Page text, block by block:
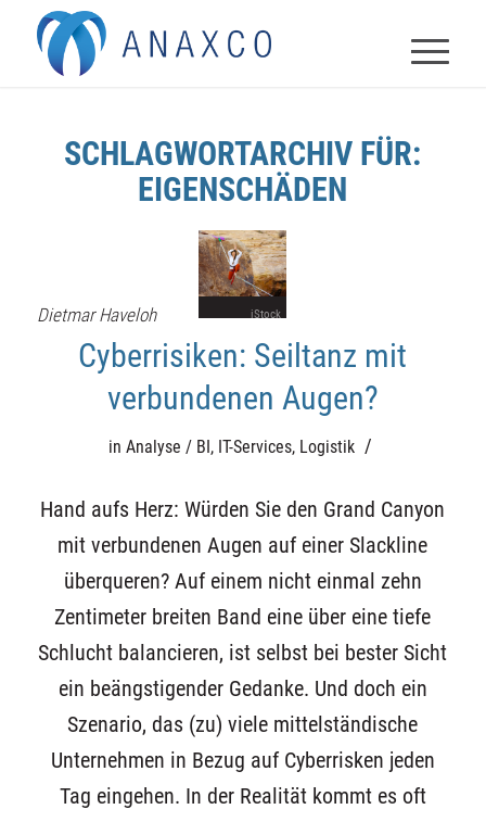
SCHLAGWORTARCHIV FÜR:
EIGENSCHÄDEN
Dietmar Haveloh iStock
Cyberrisiken: Seiltanz mit
verbundenen Augen?
in Analyse / BI, IT-Services, Logistik /
Hand aufs Herz: Würden Sie den Grand Canyon
mit verbundenen Augen auf einer Slackline
überqueren? Auf einem nicht einmal zehn
Zentimeter breiten Band eine über eine tiefe
Schlucht balancieren, ist selbst bei bester Sicht
ein beängstigender Gedanke. Und doch ein
Szenario, das (zu) viele mittelständische
Unternehmen in Bezug auf Cyberrisken jeden
Tag eingehen. In der Realität kommt es oft